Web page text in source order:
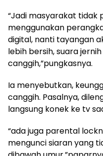
“Jadi masyarakat tidak
menggunakan
digital, nanti tayangan
lebih bersih, suara
canggih,”pungkasnya.
Ia menyebutkan,
canggih. Pasalnya,
langsung konek ke tv
“ada juga parental
mengunci siaran yang